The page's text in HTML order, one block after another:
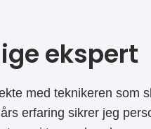
ekspert
med teknikeren som
erfaring sikrer jeg